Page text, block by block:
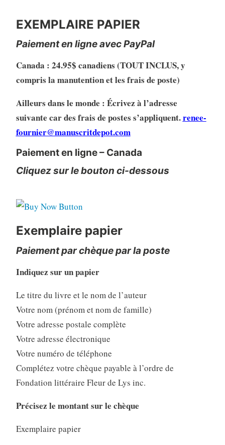
EXEMPLAIRE PAPIER
Paiement en ligne avec PayPal
Canada : 24.95$ canadiens (TOUT INCLUS, y
compris la manutention et les frais de poste)
Ailleurs dans le monde : Écrivez à l’adresse
suivante car des frais de postes s’appliquent.renee-
fournier@manuscritdepot.com
Paiement en ligne – Canada
Cliquez sur le bouton ci-dessous
Exemplaire papier
Paiement par chèque par la poste
Indiquez sur un papier
Le titre du livre et le nom de l’auteur
Votre nom (prénom et nom de famille)
Votre adresse postale complète
Votre adresse électronique
Votre numéro de téléphone
Complétez votre chèque payable à l’ordre de
Fondation littéraire Fleur de Lys inc.
Précisez le montant sur le chèque
Exemplaire papier